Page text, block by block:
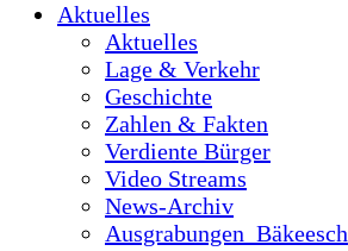
Aktuelles
Aktuelles
Lage & Verkehr
Geschichte
Zahlen & Fakten
Verdiente Bürger
Video Streams
News-Archiv
Ausgrabungen_Bäkeesch